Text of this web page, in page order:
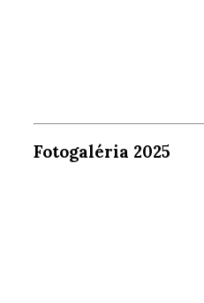
Fotogaléria 2025